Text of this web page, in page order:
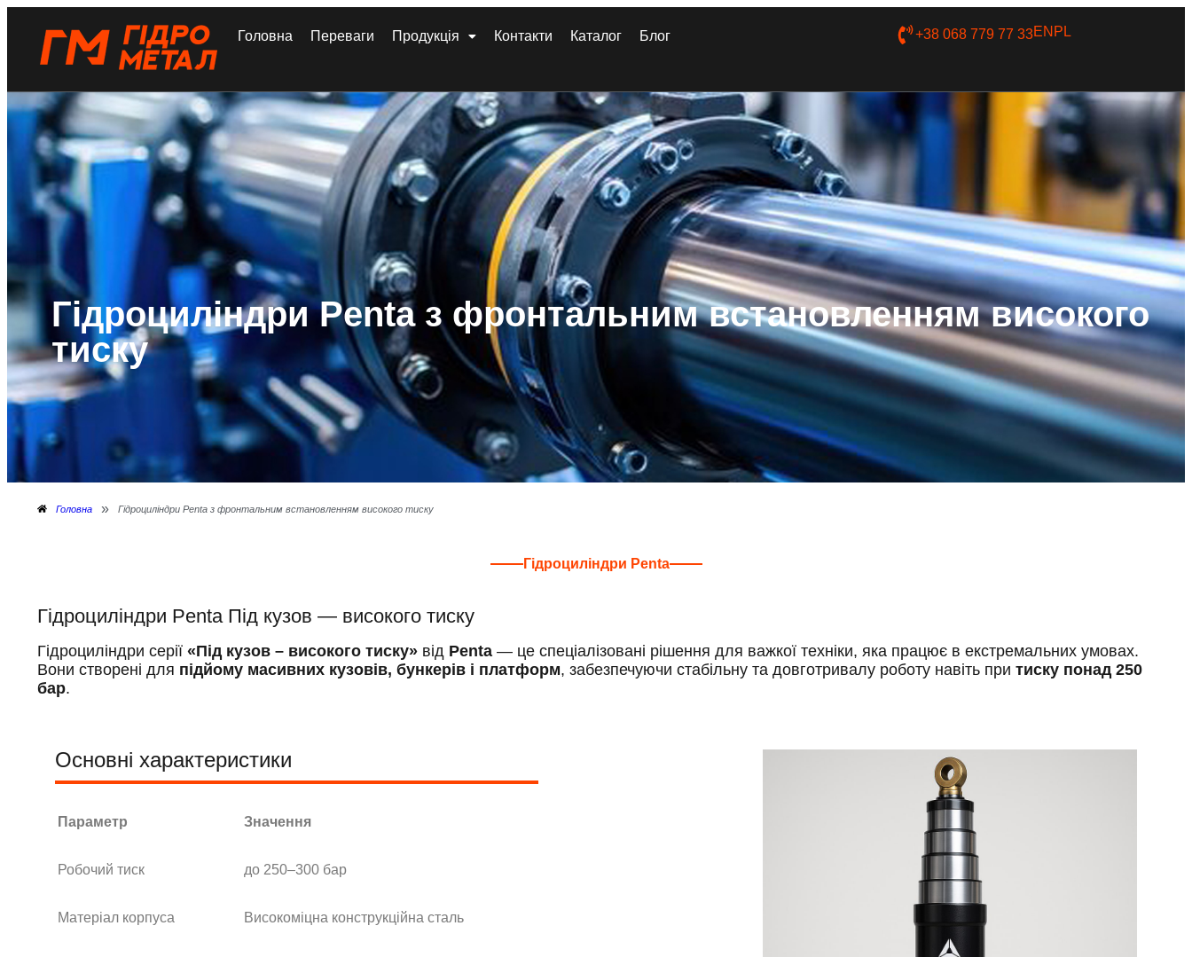
Головна Переваги Продукція Контакти Каталог Блог +38 068 779 77 33EN PL
Гідроциліндри Penta з фронтальним встановленням високого
тиску
Головна » Гідроциліндри Penta з фронтальним встановленням високого тиску
Гідроциліндри Penta
Гідроциліндри Penta Під кузов — високого тиску
Гідроциліндри серії «Під кузов – високого тиску» від Penta — це спеціалізовані рішення для важкої техніки, яка працює в екстремальних умовах.
Вони створені для підйому масивних кузовів, бункерів і платформ, забезпечуючи стабільну та довготривалу роботу навіть при тиску понад 250
бар.
Основні характеристики
Параметр Значення
Робочий тиск до 250–300 бар
Матеріал корпуса Високоміцна конструкційна сталь